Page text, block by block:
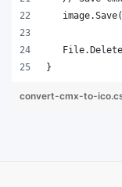
}
convert-cmx-to-